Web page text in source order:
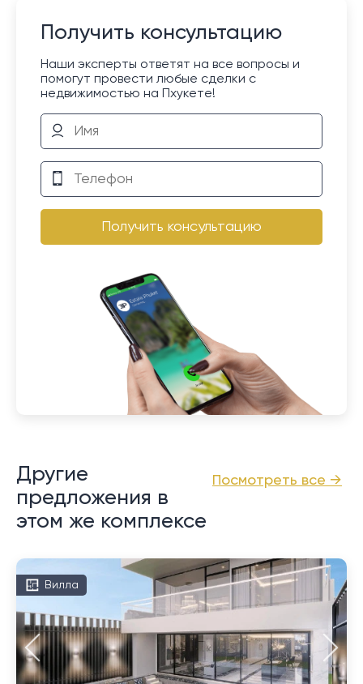
Получить консультацию
Наши эксперты ответят на все вопросы и
помогут провести любые сделки с
недвижимостью на Пхукете!
Получить консультацию
Посмотреть все →
Другие
предложения в
этом же комплексе
Вилла